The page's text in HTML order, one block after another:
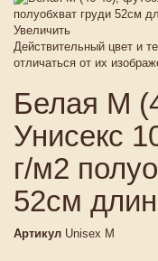
Увеличить
Действительный цвет и
отличаться от их
Белая M
Унисекс
г/м2
52см
Артикул Unisex M